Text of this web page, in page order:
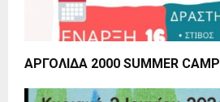
ΑΡΓΟΛΙΔΑ 2000 SUMMER CAMP